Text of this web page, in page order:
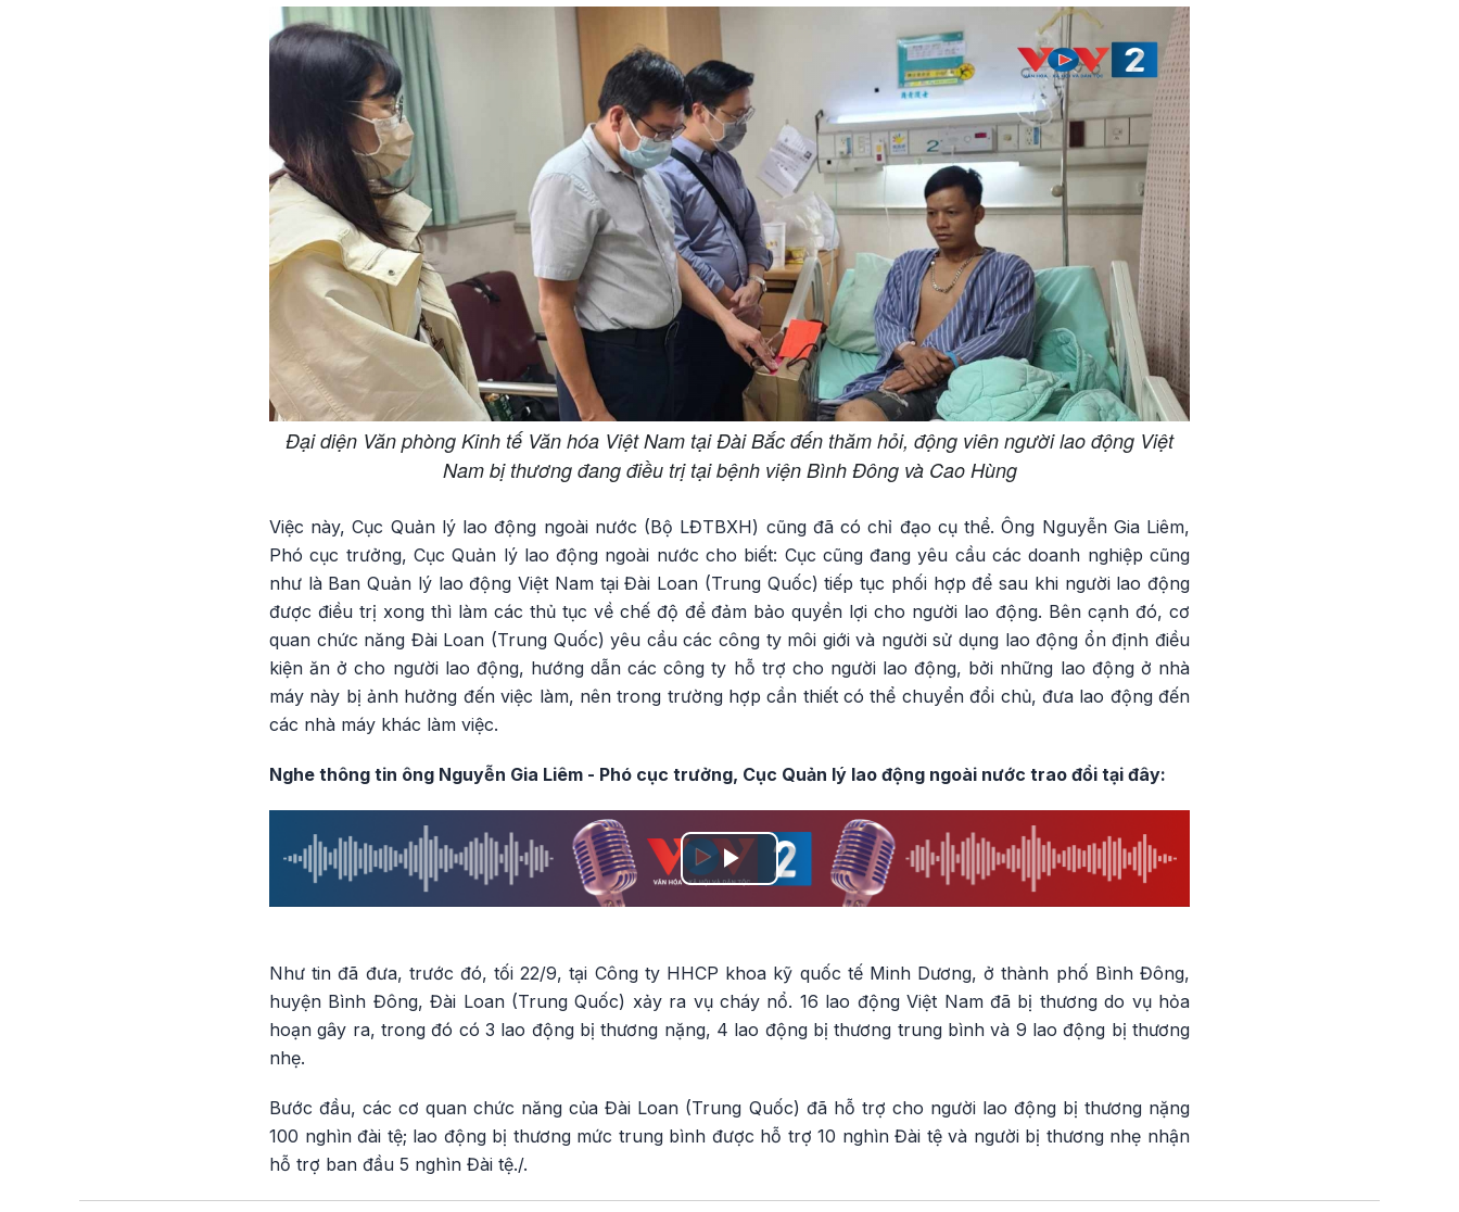
Đại diện Văn phòng Kinh tế Văn hóa Việt Nam tại Đài Bắc đến thăm hỏi, động viên người lao động Việt
Nam bị thương đang điều trị tại bệnh viện Bình Đông và Cao Hùng
Việc này, Cục Quản lý lao động ngoài nước (Bộ LĐTBXH) cũng đã có chỉ đạo cụ thể. Ông Nguyễn Gia Liêm,
Phó cục trưởng, Cục Quản lý lao động ngoài nước cho biết: Cục cũng đang yêu cầu các doanh nghiệp cũng
như là Ban Quản lý lao động Việt Nam tại Đài Loan (Trung Quốc) tiếp tục phối hợp để sau khi người lao động
được điều trị xong thì làm các thủ tục về chế độ để đảm bảo quyền lợi cho người lao động. Bên cạnh đó, cơ
quan chức năng Đài Loan (Trung Quốc) yêu cầu các công ty môi giới và người sử dụng lao động ổn định điều
kiện ăn ở cho người lao động, hướng dẫn các công ty hỗ trợ cho người lao động, bởi những lao động ở nhà
máy này bị ảnh hưởng đến việc làm, nên trong trường hợp cần thiết có thể chuyển đổi chủ, đưa lao động đến
các nhà máy khác làm việc.
Nghe thông tin ông Nguyễn Gia Liêm - Phó cục trưởng, Cục Quản lý lao động ngoài nước trao đổi tại đây:
Play
Như tin đã đưa, trước đó, tối 22/9, tại Công ty HHCP khoa kỹ quốc tế Minh Dương, ở thành phố Bình Đông,
huyện Bình Đông, Đài Loan (Trung Quốc) xảy ra vụ cháy nổ. 16 lao động Việt Nam đã bị thương do vụ hỏa
hoạn gây ra, trong đó có 3 lao động bị thương nặng, 4 lao động bị thương trung bình và 9 lao động bị thương
nhẹ.
Bước đầu, các cơ quan chức năng của Đài Loan (Trung Quốc) đã hỗ trợ cho người lao động bị thương nặng
100 nghìn đài tệ; lao động bị thương mức trung bình được hỗ trợ 10 nghìn Đài tệ và người bị thương nhẹ nhận
hỗ trợ ban đầu 5 nghìn Đài tệ./.